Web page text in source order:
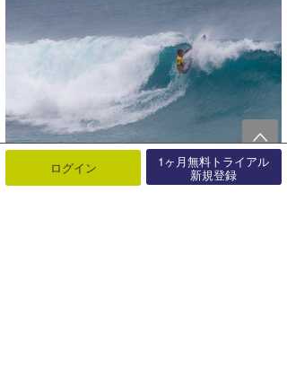
ログイン 1ヶ月無料トライアル
新規登録